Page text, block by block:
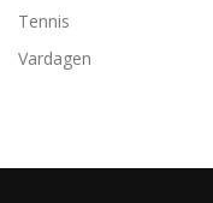
Tennis
Vardagen